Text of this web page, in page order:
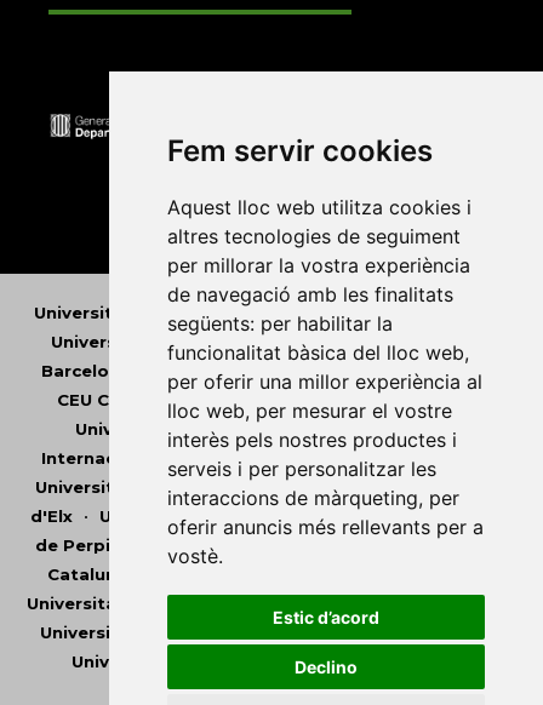
Fem servir cookies
Aquest lloc web utilitza cookies i
altres tecnologies de seguiment
per millorar la vostra experiència
de navegació amb les finalitats
següents: per habilitar la
funcionalitat bàsica del lloc web,
per oferir una millor experiència al
lloc web, per mesurar el vostre
interès pels nostres productes i
serveis i per personalitzar les
interaccions de màrqueting, per
oferir anuncis més rellevants per a
vostè.
Estic d’acord
Declino
Universitat Abat Oliba CEU •Universitat d'Alacant
Universitat d'Andorra
•
Universitat Autònoma de
Barcelona
Universitat de Barcelona
Universitat
CEU Cardenal Herrera
Universitat de Girona
Universitat de les Illes Balears
Universitat
Internacional de Catalunya
Universitat Jaume I
Universitat de Lleida
• Universitat Miguel Hernández
d'Elx• Universitat Oberta de Catalunya • Universitat
de Perpinyà Via Domitia
Universitat Politècnica de
Catalunya
Universitat Pompeu Fabra
Universitat Ramon Llull
Universitat Rovira i Virgili
Universitat de València
•Universitat de Vic -
Universitat Central de Catalunya